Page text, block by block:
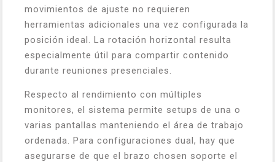
movimientos de ajuste no requieren
herramientas adicionales una vez configurada la
posición ideal. La rotación horizontal resulta
especialmente útil para compartir contenido
durante reuniones presenciales.
Respecto al rendimiento con múltiples
monitores, el sistema permite setups de una o
varias pantallas manteniendo el área de trabajo
ordenada. Para configuraciones dual, hay que
asegurarse de que el brazo chosen soporte el